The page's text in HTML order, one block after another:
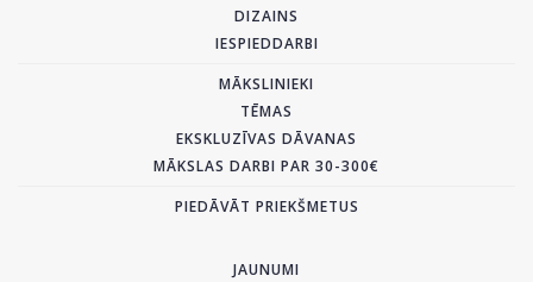
DIZAINS
IESPIEDDARBI
MĀKSLINIEKI
TĒMAS
EKSKLUZĪVAS DĀVANAS
MĀKSLAS DARBI PAR 30-300€
PIEDĀVĀT PRIEKŠMETUS
JAUNUMI